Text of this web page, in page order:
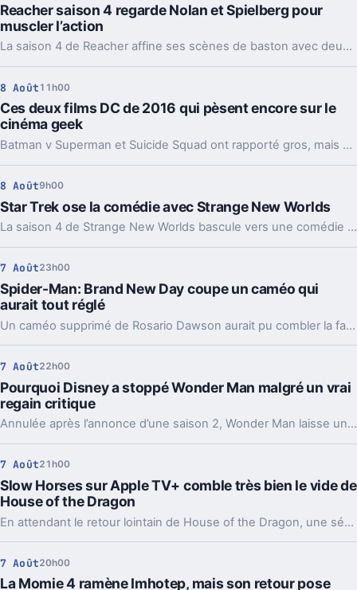
Reacher saison 4 regarde Nolan et Spielberg pour
muscler l’action
La saison 4 de Reacher affine ses scènes de baston avec deux modèles très différents, Batman et Indiana Jones. Et ça change pas mal de choses.
8 Août 11h00
Ces deux films DC de 2016 qui pèsent encore sur le
cinéma geek
Batman v Superman et Suicide Squad ont rapporté gros, mais cassé l’élan de DC. Dix ans après, leur ombre guide encore la relance du studio.
8 Août9h00
Star Trek ose la comédie avec Strange New Worlds
La saison 4 de Strange New Worlds bascule vers une comédie d’ivresse improbable. Un détour léger, mais pas si anodin pour Star Trek.
7 Août23h00
Spider-Man: Brand New Day coupe un caméo qui
aurait tout réglé
Un caméo supprimé de Rosario Dawson aurait pu combler la faille la plus commentée de Spider-Man: Brand New Day. Et ça agace les fans.
7 Août22h00
Pourquoi Disney a stoppé Wonder Man malgré un vrai
regain critique
Annulée après l’annonce d’une saison 2, Wonder Man laisse un drôle de vide. Deux pistes reviennent pour expliquer ce revirement chez Disney.
7 Août21h00
Slow Horses sur Apple TV+ comble très bien le vide de
House of the Dragon
En attendant le retour lointain de House of the Dragon, une série d’espionnage d’Apple TV+ offre un relais inattendu, avec plusieurs visages bien connus de Westeros.
7 Août20h00
La Momie 4 ramène Imhotep, mais son retour pose